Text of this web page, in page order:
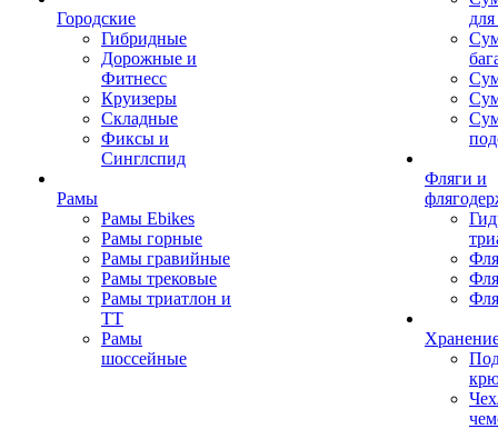
Городские
Гибридные
Дорожные и
Фитнесс
Круизеры
Складные
Фиксы и
Синглспид
Рамы
Рамы Ebikes
Рамы горные
Рамы гравийные
Рамы трековые
Рамы триатлон и
ТТ
Рамы
шоссейные
Фляги и